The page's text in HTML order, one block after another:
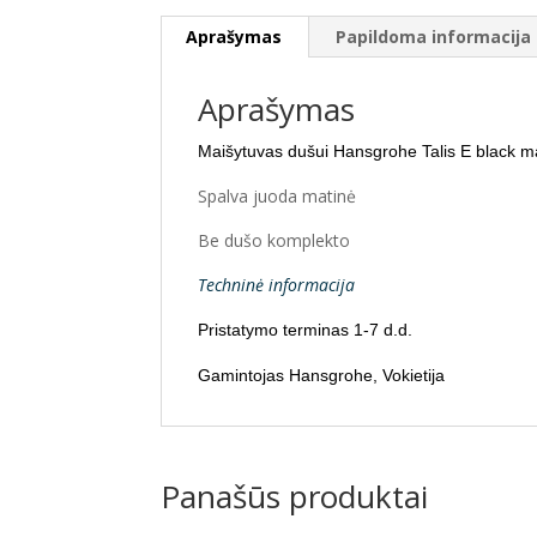
Aprašymas Papildoma informacija
Aprašymas
Maišytuvas dušui Hansgrohe Talis E black
Spalva juoda matinė
Be dušo komplekto
Techninė informacija
Pristatymo terminas 1-7 d.d.
Gamintojas Hansgrohe, Vokietija
Panašūs produktai